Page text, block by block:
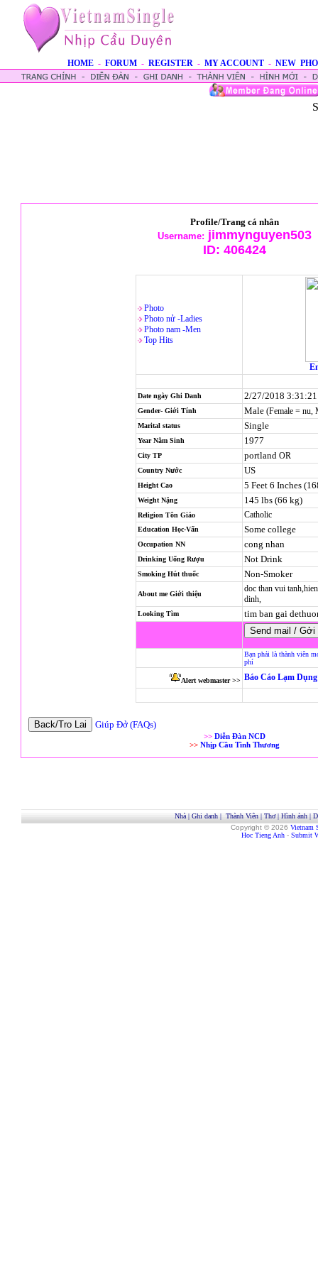
HOME - FORUM - REGISTER - MY ACCOUNT - NEW
Profile/Trang cá nhân
Username: jimmynguyen503
ID: 406424
Photo
Photo nử -Ladies
Photo nam -Men
Top Hits
Date ngày Ghi Danh 2/27/2018
Gender- Giới Tính Male (Female = nu,
Marital status Single
Year Năm Sinh 1977
City TP portland OR
Country Nước US
Height Cao 5 Feet 6 Inches
Weight Nặng 145 lbs (66 kg)
Religion Tôn Giáo Catholic
Education Học-Vấn Some college
Occupation NN cong nhan
Drinking Uống Rượu Not Drink
Smoking Hút thuốc Non-Smoker
About me Giới thiệu
doc than vui
dinh,
Looking Tìm tim ban gai
Bạn phải là thành viên
phí
Alert webmaster >> Báo Cáo Lạm
Giúp Đở (FAQs)
>> Diễn Đàn NCD
>> Nhịp Cầu Tình Thương
Nhà| Ghi danh| Thành Viên| Thơ| Hình ảnh|
Copyright © 2026 Vietnam
Hoc Tieng Anh - Submit